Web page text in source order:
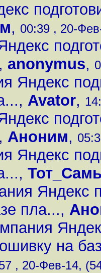
, 00:39 , 20-
, anonymus,
Яндекс
, Avator,
, Аноним,
Яндекс
,
Яндекс
пла...,
на
, 20-Фев-14,